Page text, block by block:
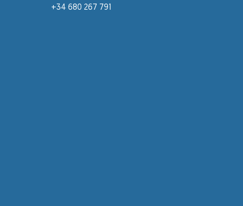
+34 680 267 791